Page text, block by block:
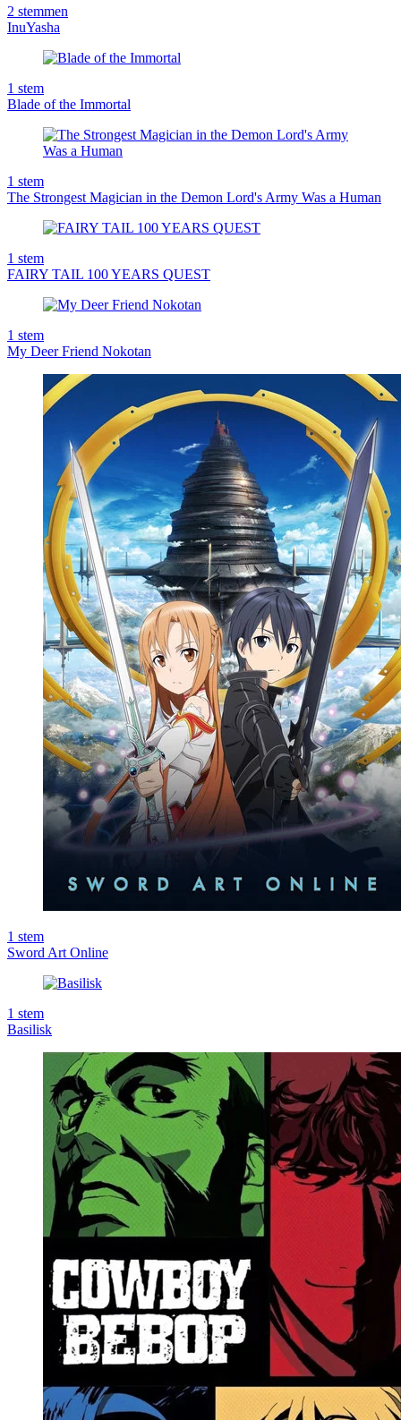
2 stemmen
InuYasha
1 stem
Blade of the Immortal
1 stem
The Strongest Magician in the Demon Lord's Army Was a Human
1 stem
FAIRY TAIL 100 YEARS QUEST
1 stem
My Deer Friend Nokotan
1 stem
Sword Art Online
1 stem
Basilisk